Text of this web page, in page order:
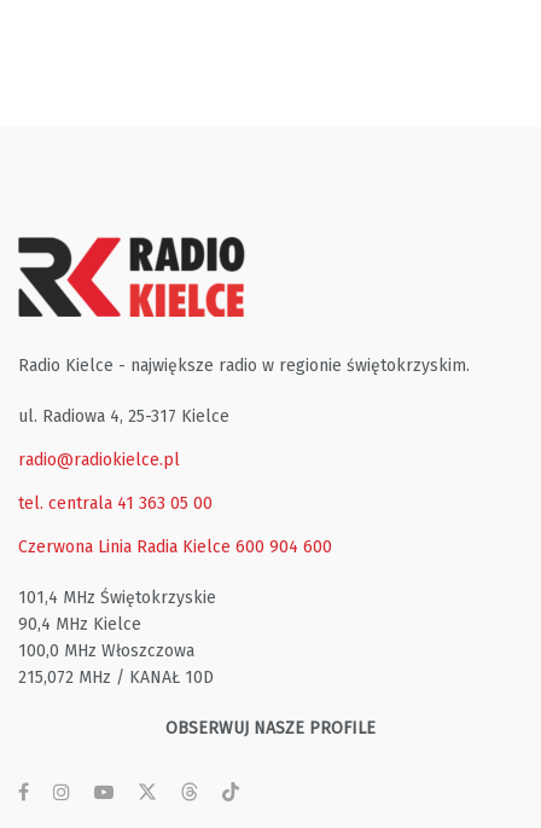
Radio Kielce - największe radio w regionie świętokrzyskim.
ul. Radiowa 4, 25-317 Kielce
radio@radiokielce.pl
tel. centrala 41 363 05 00
Czerwona Linia Radia Kielce 600 904 600
101,4 MHz Świętokrzyskie
90,4 MHz Kielce
100,0 MHz Włoszczowa
215,072 MHz / KANAŁ 10D
OBSERWUJ NASZE PROFILE